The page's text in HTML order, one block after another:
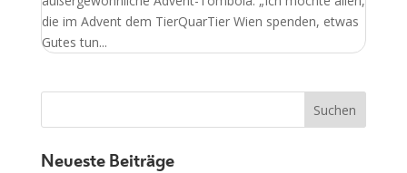
die im Advent dem TierQuarTier Wien spenden, etwas
Gutes tun...
Neueste Beiträge